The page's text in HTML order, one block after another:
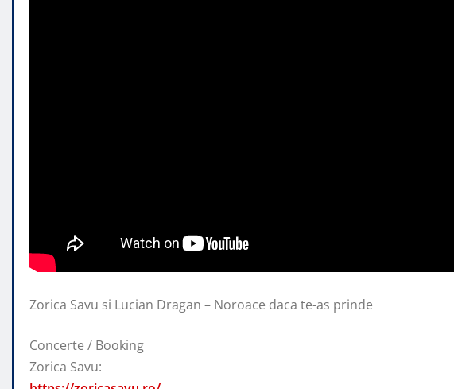
Zorica Savu si Lucian Dragan – Noroace daca te-as prinde
Concerte / Booking
Zorica Savu: